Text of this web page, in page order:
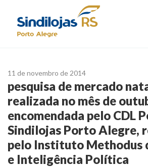
11 de novembro de 2014
pesquisa de mercado
realizada no mês de
encomendada pelo CDL
Sindilojas Porto Alegre,
pelo Instituto Methodus
e Inteligência Política